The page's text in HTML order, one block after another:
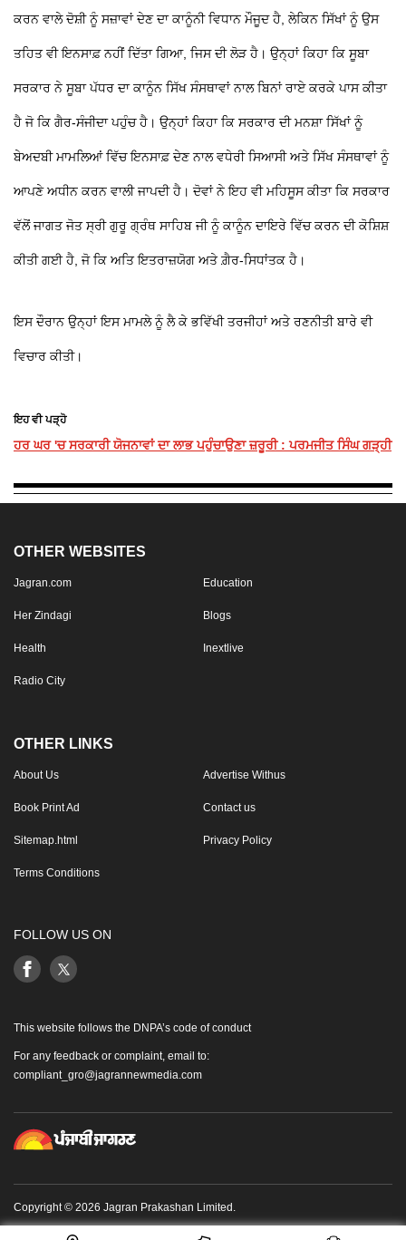
ਕਰਨ ਵਾਲੇ ਦੋਸ਼ੀ ਨੂੰ ਸਜ਼ਾਵਾਂ ਦੇਣ ਦਾ ਕਾਨੂੰਨੀ ਵਿਧਾਨ ਮੌਜੂਦ ਹੈ, ਲੇਕਿਨ ਸਿੱਖਾਂ ਨੂੰ ਉਸ
ਤਹਿਤ ਵੀ ਇਨਸਾਫ਼ ਨਹੀਂ ਦਿੱਤਾ ਗਿਆ, ਜਿਸ ਦੀ ਲੋੜ ਹੈ। ਉਨ੍ਹਾਂ ਕਿਹਾ ਕਿ ਸੂਬਾ
ਸਰਕਾਰ ਨੇ ਸੂਬਾ ਪੱਧਰ ਦਾ ਕਾਨੂੰਨ ਸਿੱਖ ਸੰਸਥਾਵਾਂ ਨਾਲ ਬਿਨਾਂ ਰਾਏ ਕਰਕੇ ਪਾਸ ਕੀਤਾ
ਹੈ ਜੋ ਕਿ ਗੈਰ-ਸੰਜੀਦਾ ਪਹੁੰਚ ਹੈ। ਉਨ੍ਹਾਂ ਕਿਹਾ ਕਿ ਸਰਕਾਰ ਦੀ ਮਨਸ਼ਾ ਸਿੱਖਾਂ ਨੂੰ
ਬੇਅਦਬੀ ਮਾਮਲਿਆਂ ਵਿੱਚ ਇਨਸਾਫ਼ ਦੇਣ ਨਾਲ ਵਧੇਰੀ ਸਿਆਸੀ ਅਤੇ ਸਿੱਖ ਸੰਸਥਾਵਾਂ ਨੂੰ
ਆਪਣੇ ਅਧੀਨ ਕਰਨ ਵਾਲੀ ਜਾਪਦੀ ਹੈ। ਦੋਵਾਂ ਨੇ ਇਹ ਵੀ ਮਹਿਸੂਸ ਕੀਤਾ ਕਿ ਸਰਕਾਰ
ਵੱਲੋਂ ਜਾਗਤ ਜੋਤ ਸ੍ਰੀ ਗੁਰੂ ਗ੍ਰੰਥ ਸਾਹਿਬ ਜੀ ਨੂੰ ਕਾਨੂੰਨ ਦਾਇਰੇ ਵਿੱਚ ਕਰਨ ਦੀ ਕੋਸ਼ਿਸ਼
ਕੀਤੀ ਗਈ ਹੈ, ਜੋ ਕਿ ਅਤਿ ਇਤਰਾਜ਼ਯੋਗ ਅਤੇ ਗ਼ੈਰ-ਸਿਧਾਂਤਕ ਹੈ।
ਇਸ ਦੌਰਾਨ ਉਨ੍ਹਾਂ ਇਸ ਮਾਮਲੇ ਨੂੰ ਲੈ ਕੇ ਭਵਿੱਖੀ ਤਰਜੀਹਾਂ ਅਤੇ ਰਣਨੀਤੀ ਬਾਰੇ ਵੀ
ਵਿਚਾਰ ਕੀਤੀ।
ਇਹ ਵੀ ਪੜ੍ਹੋ
ਹਰ ਘਰ 'ਚ ਸਰਕਾਰੀ ਯੋਜਨਾਵਾਂ ਦਾ ਲਾਭ ਪਹੁੰਚਾਉਣਾ ਜ਼ਰੂਰੀ : ਪਰਮਜੀਤ ਸਿੰਘ ਗੜ੍ਹੀ
OTHER WEBSITES
Jagran.com Education
Her Zindagi Blogs
Health Inextlive
Radio City
OTHER LINKS
About Us Advertise Withus
Book Print Ad Contact us
Sitemap.html Privacy Policy
Terms Conditions
FOLLOW US ON
This website follows the DNPA’s code of conduct
For any feedback or complaint, email to:
compliant_gro@jagrannewmedia.com
Copyright © 2026 Jagran Prakashan Limited.